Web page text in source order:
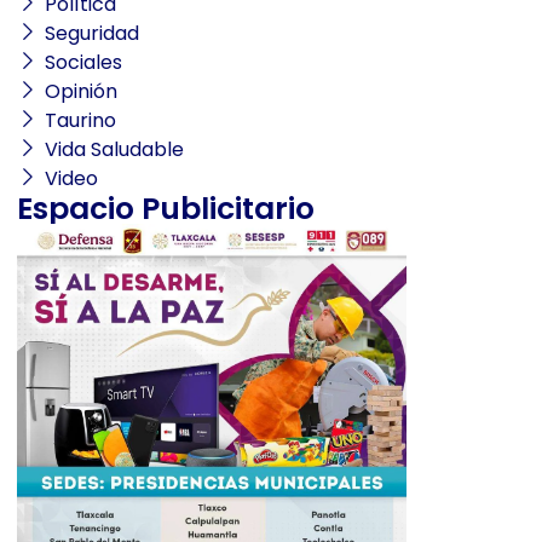
Seguridad
Sociales
Opinión
Taurino
Vida Saludable
Video
Espacio Publicitario